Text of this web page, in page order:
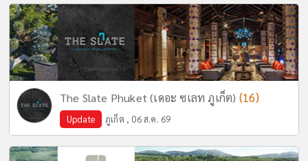
The Slate Phuket (เดอะ ซเลท ภูเก็ต) (16)
Update ภูเก็ต , 06 ส.ค. 69